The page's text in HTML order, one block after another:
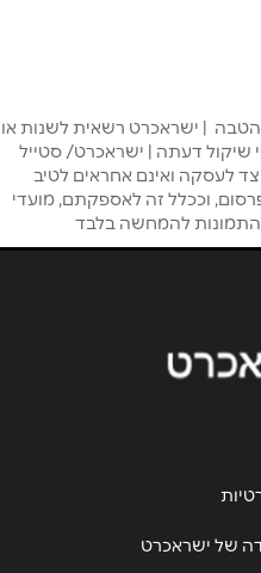
| ישראכרט רשאית לשנות או
שיקול דעתה | ישראכרט/ סטייל
צד לעסקה ואינם אחראים לטיב
וככלל זה לאספקתם, מועדי
התמונות להמחשה בלבד
של ישראכרט